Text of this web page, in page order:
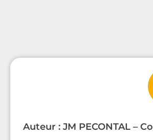
Auteur : JM PECONTAL –